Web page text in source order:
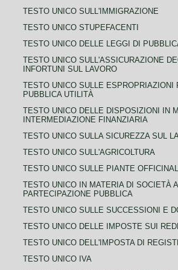
TESTO UNICO SULL'IMMIGRAZIONE
TESTO UNICO STUPEFACENTI
TESTO UNICO DELLE LEGGI DI
TESTO UNICO SULL'ASSICURAZIONE
INFORTUNI SUL LAVORO
TESTO UNICO SULLE ESPROPRIAZIONI
PUBBLICA UTILITÀ
TESTO UNICO DELLE DISPOSIZIONI IN
INTERMEDIAZIONE FINANZIARIA
TESTO UNICO SULLA SICUREZZA SUL
TESTO UNICO SULL'AGRICOLTURA
TESTO UNICO SULLE PIANTE OFFICINALI
TESTO UNICO IN MATERIA DI SOCIETÀ A
PARTECIPAZIONE PUBBLICA
TESTO UNICO SULLE SUCCESSIONI E
TESTO UNICO DELLE IMPOSTE SUI
TESTO UNICO DELL'IMPOSTA DI
TESTO UNICO IVA